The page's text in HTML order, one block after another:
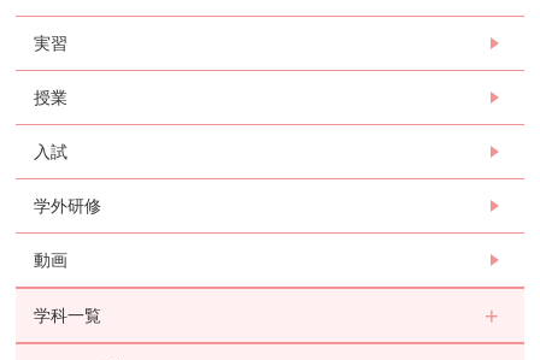
実習
授業
入試
学外研修
動画
学科一覧